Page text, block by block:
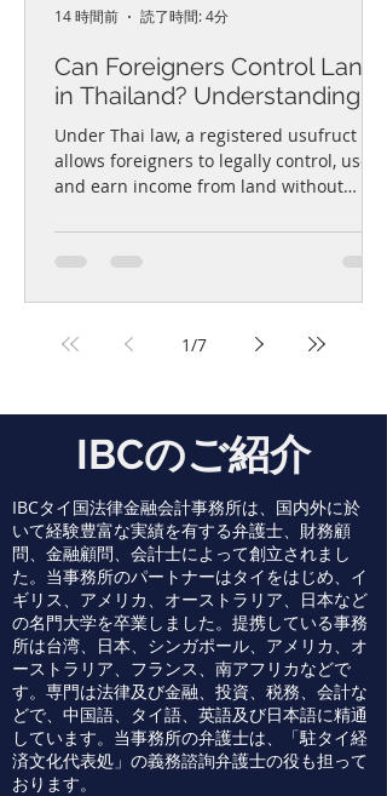
Can Foreigners Control Land
in Thailand? Understanding
Usufruct Rights in Thailand外
國人能否在泰國控制土地？了
解泰國用益權
Under Thai law, a registered usufruct
allows foreigners to legally control, use,
and earn income from land without
up to 30 years or for life, but corporate
entities are limited to 30-year terms. To
must be registered on the title deed.
the holder's death.
14 時間前 読了時間: 4分
1/7
IBCのご紹介
IBCタイ国法律金融会計事務所は、国内外に於
いて経験豊富な実績を有する弁護士、財務顧
問、金融顧問、会計士によって創立されまし
た。当事務所のパートナーはタイをはじめ、イ
ギリス、アメリカ、オーストラリア、日本など
の名門大学を卒業しました。提携している事務
所は台湾、日本、シンガポール、アメリカ、オ
ーストラリア、フランス、南アフリカなどで
す。専門は法律及び金融、投資、税務、会計な
どで、中国語、タイ語、英語及び日本語に精通
しています。当事務所の弁護士は、「駐タイ経
済文化代表処」の義務諮詢弁護士の役も担って
おります。